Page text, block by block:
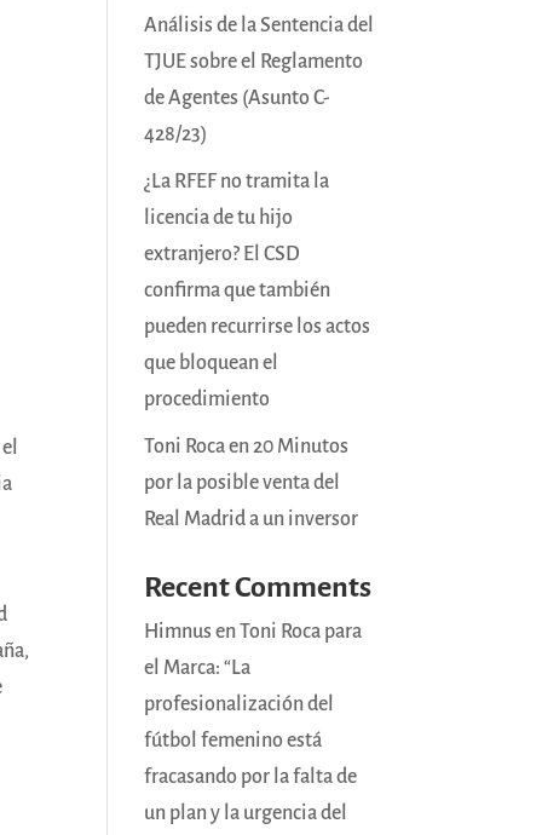
Análisis de la Sentencia del
TJUE sobre el Reglamento
de Agentes (Asunto C-
428/23)
¿La RFEF no tramita la
licencia de tu hijo
extranjero? El CSD
confirma que también
pueden recurrirse los actos
que bloquean el
procedimiento
Toni Roca en 20 Minutos
por la posible venta del
Real Madrid a un inversor
Recent Comments
Himnus enToni Roca para
el Marca: “La
profesionalización del
fútbol femenino está
fracasando por la falta de
un plan y la urgencia del